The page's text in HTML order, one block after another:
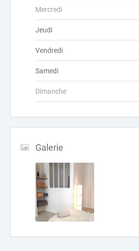
Mercredi
Jeudi
Vendredi
Samedi
Dimanche
Galerie